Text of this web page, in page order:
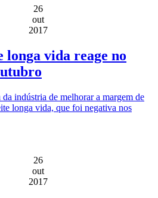
26
out
2017
longa vida reage no
indústria de melhorar a margem de
longa vida, que foi negativa nos
26
out
2017